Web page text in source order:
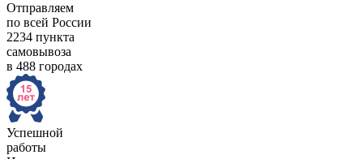
Отправляем
по всей России
2234 пункта
самовывоза
в 488 городах
Успешной
работы